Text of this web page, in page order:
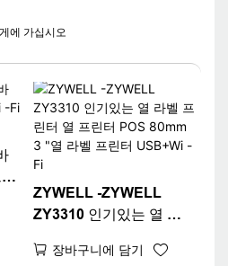
에 가십시오
ZYWELL -ZYWELL
ZY3310 인기있는 열 라
80mm 3 "열 라벨 프린터
장바구니에 담기